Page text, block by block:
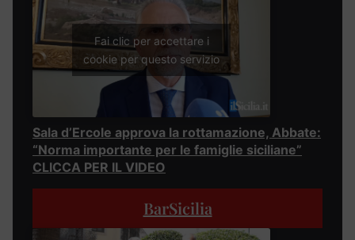
Fai clic per accettare i
cookie per questo servizio
Sala d’Ercole approva la rottamazione, Abbate:
“Norma importante per le famiglie siciliane”
CLICCA PER IL VIDEO
BarSicilia